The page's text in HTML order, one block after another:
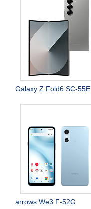
Galaxy Z Fold6 SC-55E
arrows We3 F-52G